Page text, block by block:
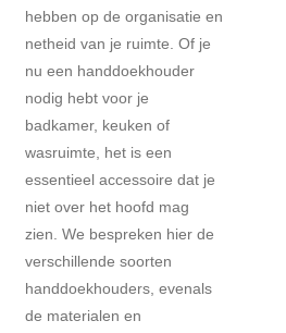
hebben op de organisatie en
netheid van je ruimte. Of je
nu een handdoekhouder
nodig hebt voor je
badkamer, keuken of
wasruimte, het is een
essentieel accessoire dat je
niet over het hoofd mag
zien. We bespreken hier de
verschillende soorten
handdoekhouders, evenals
de materialen en